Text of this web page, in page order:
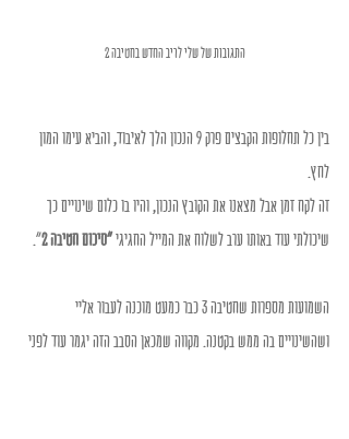
התגובות של שלי לריב החדש בחטיבה 2
בין כל תחלופות הקבצים פרק 9 הנכון הלך לאיבוד, והביא עימו המון
לחץ.
זה לקח זמן אבל מצאנו את הקובץ הנכון, והיו בו כלום שינויים כך
שיכולתי עוד באותו ערב לשלוח את המייל החגיגי "סיכום חטיבה 2 ".
השמועות מספרות שחטיבה 3 כבר כמעט מוכנה לעבור אליי
ושהשינויים בה ממש בקטנה. מקווה שמכאן הסבב הזה יגמר עוד לפני